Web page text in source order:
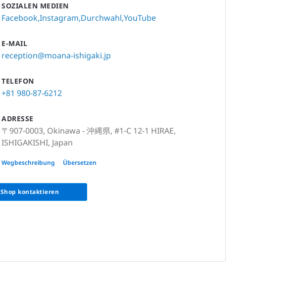
SOZIALEN MEDIEN
FacebookInstagram Durchwahl YouTube
E-MAIL
reception@moana-ishigaki.jp
TELEFON
+81 980-87-6212
ADRESSE
〒907-0003, Okinawa - 沖縄県, #1-C 12-1 HIRAE,
ISHIGAKISHI, Japan
〒907-0002, Okinawa - 沖縄県, 沖縄県石垣市真栄里97-6-
Wegbeschreibung Übersetzen
Shop kontaktieren